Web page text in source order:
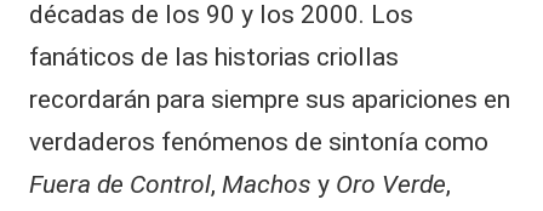
décadas de los 90 y los 2000. Los
fanáticos de las historias criollas
recordarán para siempre sus apariciones en
verdaderos fenómenos de sintonía como
Fuera de Control, Machos y Oro Verde,